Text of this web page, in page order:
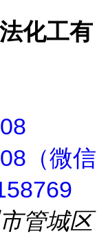
化工有
（微信
管城区